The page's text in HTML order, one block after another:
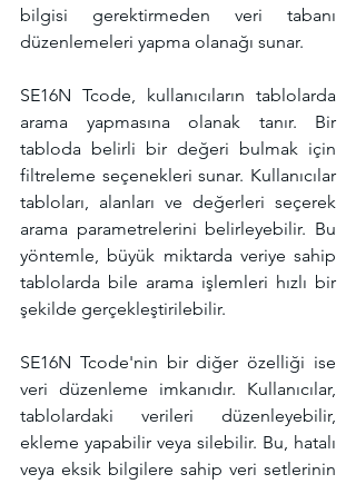
bilgisi gerektirmeden veri tabanı
düzenlemeleri yapma olanağı sunar.
SE16N Tcode, kullanıcıların tablolarda
arama yapmasına olanak tanır. Bir
tabloda belirli bir değeri bulmak için
filtreleme seçenekleri sunar. Kullanıcılar
tabloları, alanları ve değerleri seçerek
arama parametrelerini belirleyebilir. Bu
yöntemle, büyük miktarda veriye sahip
tablolarda bile arama işlemleri hızlı bir
şekilde gerçekleştirilebilir.
SE16N Tcode'nin bir diğer özelliği ise
veri düzenleme imkanıdır. Kullanıcılar,
tablolardaki verileri düzenleyebilir,
ekleme yapabilir veya silebilir. Bu, hatalı
veya eksik bilgilere sahip veri setlerinin